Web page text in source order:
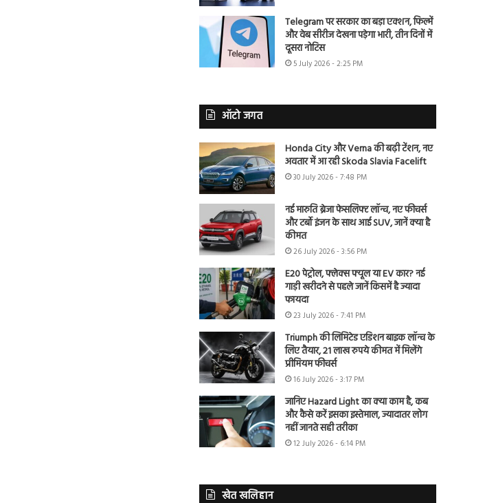
Telegram पर सरकार का बड़ा एक्शन, फिल्में
और वेब सीरीज देखना पड़ेगा भारी, तीन दिनों में
दूसरा नोटिस
5 July 2026 - 2:25 PM
ऑटो जगत
Honda City और Verna की बढ़ी टेंशन, नए
अवतार में आ रही Skoda Slavia Facelift
30 July 2026 - 7:48 PM
नई मारुति ब्रेजा फेसलिफ्ट लॉन्च, नए फीचर्स
और टर्बो इंजन के साथ आई SUV, जानें क्या है
कीमत
26 July 2026 - 3:56 PM
E20 पेट्रोल, फ्लेक्स फ्यूल या EV कार? नई
गाड़ी खरीदने से पहले जानें किसमें है ज्यादा
फायदा
23 July 2026 - 7:41 PM
Triumph की लिमिटेड एडिशन बाइक लॉन्च के
लिए तैयार, 21 लाख रुपये कीमत में मिलेंगे
प्रीमियम फीचर्स
16 July 2026 - 3:17 PM
जानिए Hazard Light का क्या काम है, कब
और कैसे करें इसका इस्तेमाल, ज्यादातर लोग
नहीं जानते सही तरीका
12 July 2026 - 6:14 PM
खेत खलिहान